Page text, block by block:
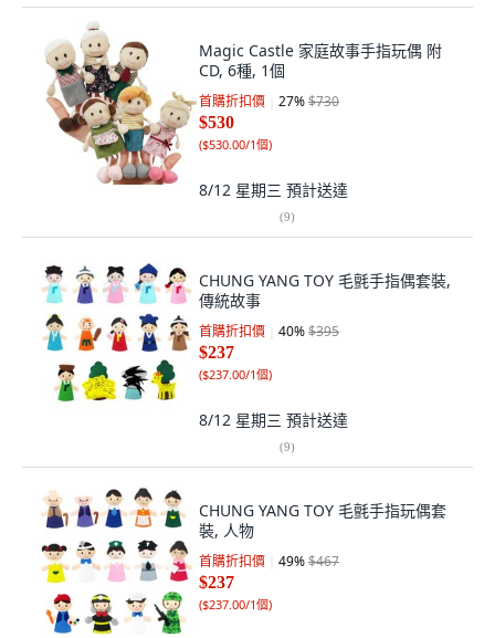
Magic Castle 家庭故事手指玩偶 附
CD, 6種, 1個
首購折扣價 27%$730
$530
($530.00/1個)
8/12 星期三 預計送達
(9)
CHUNG YANG TOY 毛氈手指偶套裝,
傳統故事
首購折扣價 40%$395
$237
($237.00/1個)
8/12 星期三 預計送達
(9)
CHUNG YANG TOY 毛氈手指玩偶套
裝, 人物
首購折扣價 49%$467
$237
($237.00/1個)